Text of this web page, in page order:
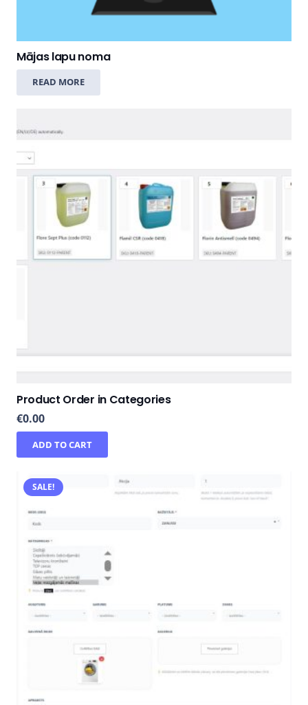
Mājas lapu noma
READ MORE
Product Order in Categories
€0.00
ADD TO CART
SALE!